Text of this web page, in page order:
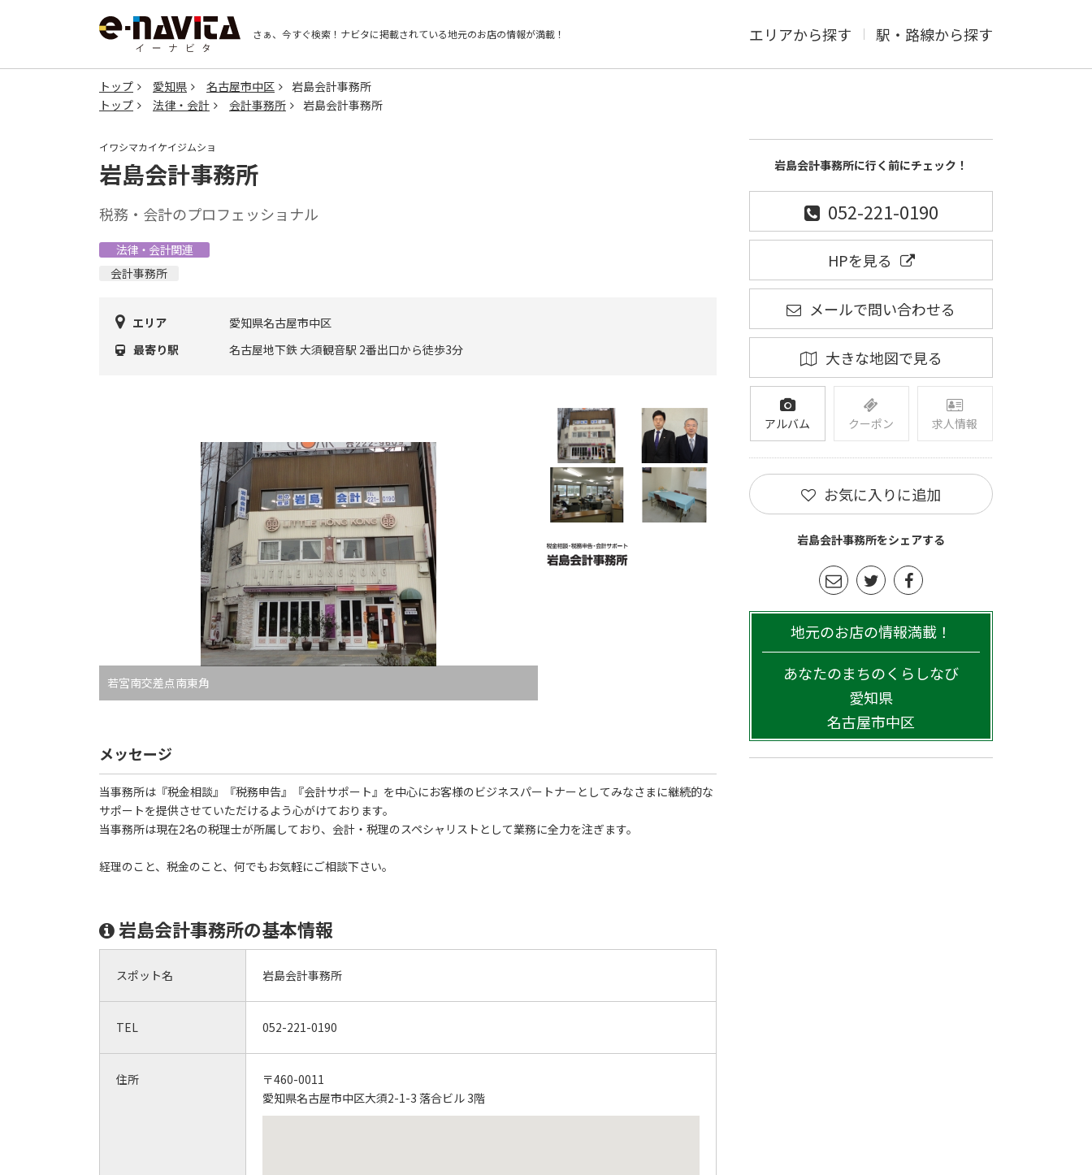
さぁ、今すぐ検索！ ナビタに掲載されている地元のお店の情報が満載！ エリアから探す 駅・路線から探す
トップ 愛知県 名古屋市中区
岩島会計事務所
トップ
法律・会計 会計事務所 岩島会計事務所
イワシマカイケイジムショ
岩島会計事務所
税務・会計のプロフェッショナル
法律・会計関連
会計事務所
エリア
愛知県名古屋市中区
最寄り駅
名古屋地下鉄 大須観音駅 2番出口から徒歩3分
若宮南交差点南東角
メッセージ
当事務所は『税金相談』『税務申告』『会計サポート』を中心にお客様のビジネスパートナーとしてみなさまに継続的な
サポートを提供させていただけるよう心がけております。
当事務所は現在2名の税理士が所属しており、会計・税理のスペシャリストとして業務に全力を注ぎます。
経理のこと、税金のこと、何でもお気軽にご相談下さい。
岩島会計事務所の基本情報
スポット名 岩島会計事務所
TEL 052-221-0190
住所
〒460-0011
愛知県名古屋市中区大須2-1-3 落合ビル 3階
岩島会計事務所に行く前にチェック！
052-221-0190
HPを見る
メールで問い合わせる
大きな地図で見る
アルバム クーポン 求人情報
お気に入りに追加
岩島会計事務所をシェアする
地元のお店の情報満載！
あなたのまちのくらしなび
愛知県
名古屋市中区